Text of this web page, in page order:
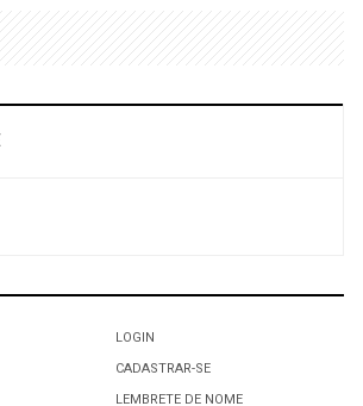
LOGIN
CADASTRAR-SE
LEMBRETE DE NOME